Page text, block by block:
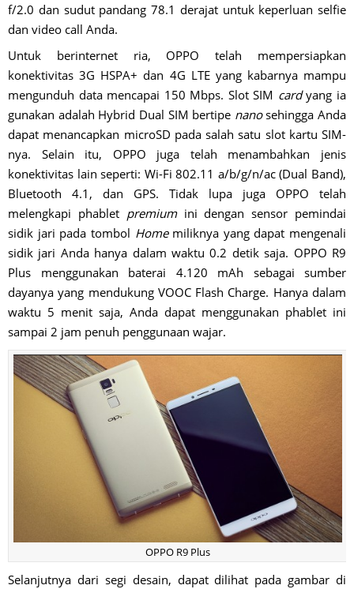
f/2.0 dan sudut pandang 78.1 derajat untuk keperluan selfie
dan video call Anda.
Untuk berinternet ria, OPPO telah mempersiapkan
konektivitas 3G HSPA+ dan 4G LTE yang kabarnya mampu
mengunduh data mencapai 150 Mbps. Slot SIM cardyang ia
gunakan adalah Hybrid Dual SIM bertipe nanosehingga Anda
dapat menancapkan microSD pada salah satu slot kartu SIM-
nya. Selain itu, OPPO juga telah menambahkan jenis
konektivitas lain seperti: Wi-Fi 802.11 a/b/g/n/ac (Dual Band),
Bluetooth 4.1, dan GPS. Tidak lupa juga OPPO telah
melengkapi phablet premiumini dengan sensor pemindai
sidik jari pada tombol Homemiliknya yang dapat mengenali
sidik jari Anda hanya dalam waktu 0.2 detik saja. OPPO R9
Plus menggunakan baterai 4.120 mAh sebagai sumber
dayanya yang mendukung VOOC Flash Charge. Hanya dalam
waktu 5 menit saja, Anda dapat menggunakan phablet ini
sampai 2 jam penuh penggunaan wajar.
OPPO R9 Plus
Selanjutnya dari segi desain, dapat dilihat pada gambar di